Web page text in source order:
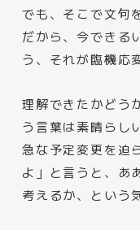
でも、そこで文句
だから、今できる
う、それが臨機応
理解できたかどう
う言葉は素晴らし
急な予定変更を迫
よ」と言うと、あ
考えるか、という